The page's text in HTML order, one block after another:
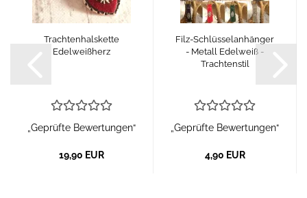
Trachtenhalskette
Edelweißherz
„Geprüfte Bewertungen“
19,90 EUR
Filz-Schlüsselanhänger
- Metall Edelweiß -
Trachtenstil
„Geprüfte Bewertungen“
4,90 EUR